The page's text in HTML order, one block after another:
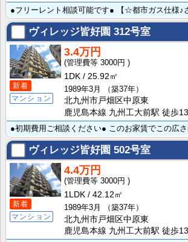
ヴィレッジ皆好園 312号室
新着
マンション
3.4万円
3000円
1DK
25.92㎡
1989年3月
（築37年）
北九州市戸畑区中原東
鹿児島本線 九州工大前駅 徒歩
ヴィレッジ皆好園 502号室
新着
マンション
4.4万円
3000円
1LDK
42.12㎡
1989年3月
（築37年）
北九州市戸畑区中原東
鹿児島本線 九州工大前駅 徒歩